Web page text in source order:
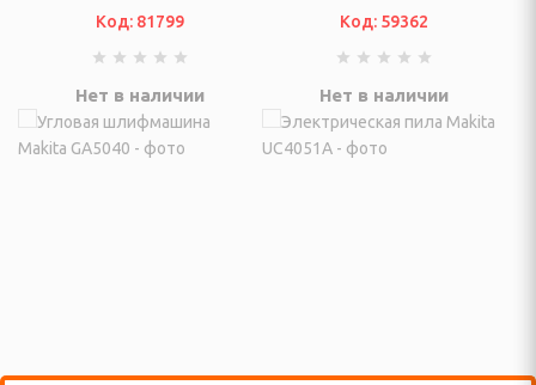
для упаковки
ДЛЯ
Код: 81799
Нет в наличии
Код: 59362
Нет в наличии